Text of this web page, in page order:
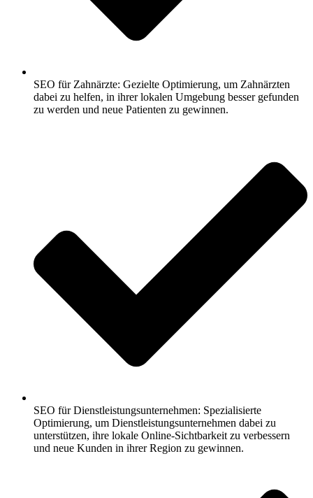
SEO für Zahnärzte: Gezielte Optimierung, um Zahnärzten
dabei zu helfen, in ihrer lokalen Umgebung besser gefunden
zu werden und neue Patienten zu gewinnen.
SEO für Dienstleistungsunternehmen: Spezialisierte
Optimierung, um Dienstleistungsunternehmen dabei zu
unterstützen, ihre lokale Online-Sichtbarkeit zu verbessern
und neue Kunden in ihrer Region zu gewinnen.